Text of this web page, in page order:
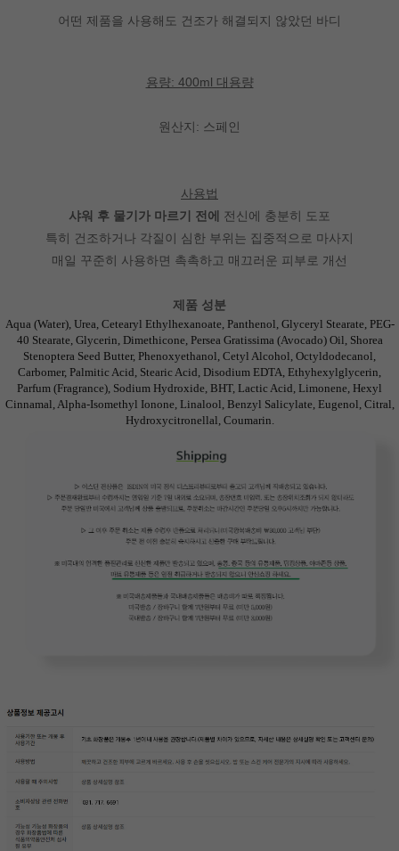
어떤 제품을 사용해도 건조가 해결되지 않았던 바디
용량: 400ml 대용량
원산지: 스페인
사용법
샤워 후 물기가 마르기 전에
전신에 충분히 도포
특히 건조하거나 각질이 심한 부위는 집중적으로 마사지
매일 꾸준히 사용하면 촉촉하고 매끄러운 피부로 개선
제품 성분
Aqua (Water), Urea, Cetearyl Ethylhexanoate, Panthenol, Glyceryl Stearate, PEG-
40 Stearate, Glycerin, Dimethicone, Persea Gratissima (Avocado) Oil, Shorea
Stenoptera Seed Butter, Phenoxyethanol, Cetyl Alcohol, Octyldodecanol,
Carbomer, Palmitic Acid, Stearic Acid, Disodium EDTA, Ethyhexylglycerin,
Parfum (Fragrance), Sodium Hydroxide, BHT, Lactic Acid, Limonene, Hexyl
Cinnamal, Alpha-Isomethyl Ionone, Linalool, Benzyl Salicylate, Eugenol, Citral,
Hydroxycitronellal, Coumarin.